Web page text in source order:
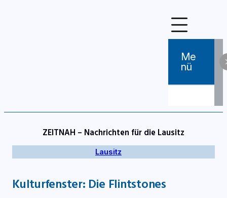
Me
Nü
ZEITNAH – Nachrichten für die Lausitz
Lausitz
Kulturfenster: Die Flintstones